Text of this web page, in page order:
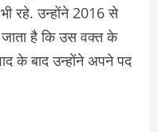
रहे. उन्होंने 2016 से
है कि उस वक्त के
के बाद उन्होंने अपने पद